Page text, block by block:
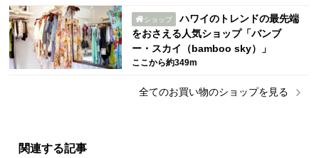
ショップ
ハワイのトレンドの最先端
をおさえる人気ショップ「バンブ
ー・スカイ（bamboo sky）」
ここから約349m
全てのお買い物のショップを見る
関連する記事